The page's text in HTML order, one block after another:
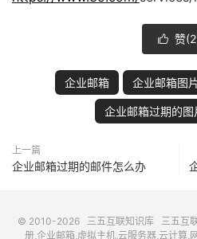
 赞(2
企业邮箱 企业邮箱图
企业邮箱过期的图
上一篇
企业邮箱过期的邮件怎么办
© 2010-2026 三五互联知识库 三五互
册,企业邮箱,虚拟主机,云服务器,云计算,